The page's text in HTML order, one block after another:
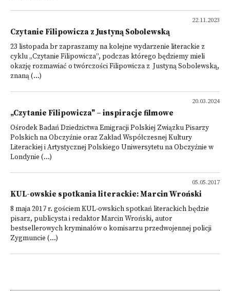
22.11.2023
Czytanie Filipowicza z Justyną Sobolewską
23 listopada br zapraszamy na kolejne wydarzenie literackie z
cyklu „Czytanie Filipowicza”, podczas którego będziemy mieli
okazję rozmawiać o twórczości Filipowicza z Justyną Sobolewską,
znaną (...)
20.03.2024
„Czytanie Filipowicza" – inspiracje filmowe
Ośrodek Badań Dziedzictwa Emigracji Polskiej Związku Pisarzy
Polskich na Obczyźnie oraz Zakład Współczesnej Kultury
Literackiej i Artystycznej Polskiego Uniwersytetu na Obczyźnie w
Londynie (...)
05.05.2017
KUL-owskie spotkania literackie: Marcin Wroński
8 maja 2017 r. gościem KUL-owskich spotkań literackich będzie
pisarz, publicysta i redaktor Marcin Wroński, autor
bestsellerowych kryminałów o komisarzu przedwojennej policji
Zygmuncie (...)